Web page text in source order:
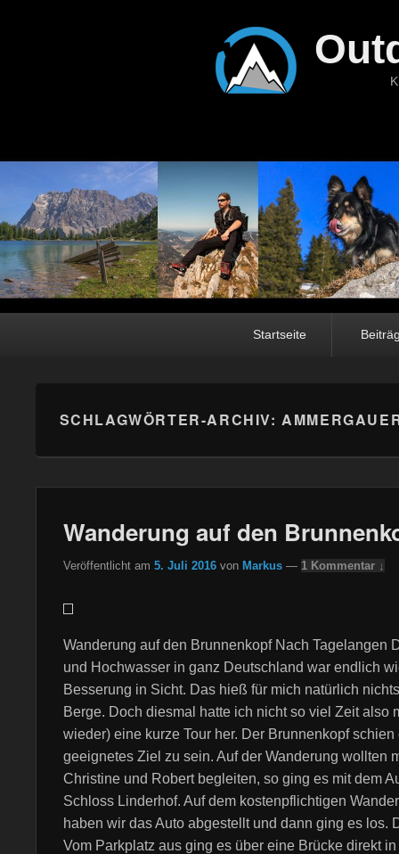
Startseite
SCHLAGWÖRTER-ARCHIV:
Wanderung auf den
Veröffentlicht am 5. Juli 2016 von Markus — 1 Kommentar ↓
Wanderung auf den Brunnenkopf Nach Tagelangen
und Hochwasser in ganz Deutschland war endlich
Besserung in Sicht. Das hieß für mich natürlich
Berge. Doch diesmal hatte ich nicht so viel Zeit also
wieder) eine kurze Tour her. Der Brunnenkopf schien
geeignetes Ziel zu sein. Auf der Wanderung wollten
Christine und Robert begleiten, so ging es mit dem
Schloss Linderhof. Auf dem kostenpflichtigen
haben wir das Auto abgestellt und dann ging es los.
Vom Parkplatz aus ging es über eine Brücke direkt